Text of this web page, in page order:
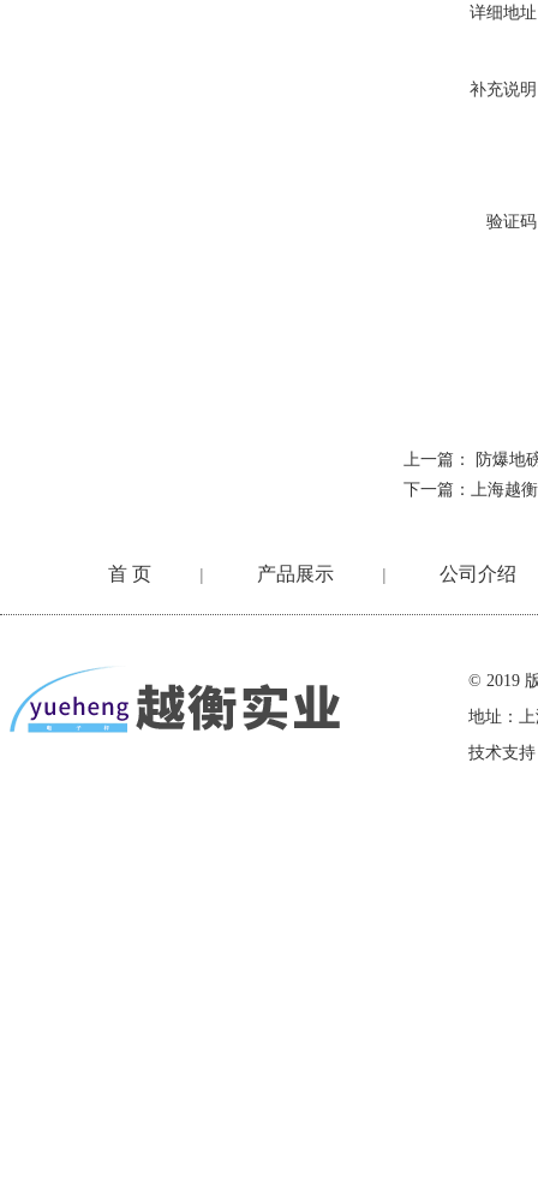
详细地
补充说
验证
上一篇： 防爆地
下一篇：
上海越
首 页 | 产品展示 | 公司介绍
© 2019
地址：
技术支